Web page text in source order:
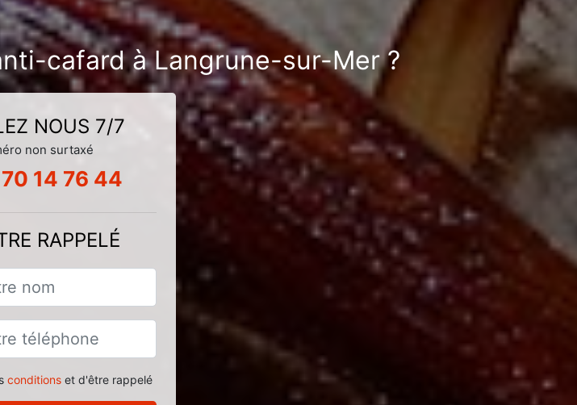
cafard à Langrune-sur-Mer ?
NOUS 7/7
non surtaxé
14 76 44
RAPPELÉ
conditionset d'être rappelé